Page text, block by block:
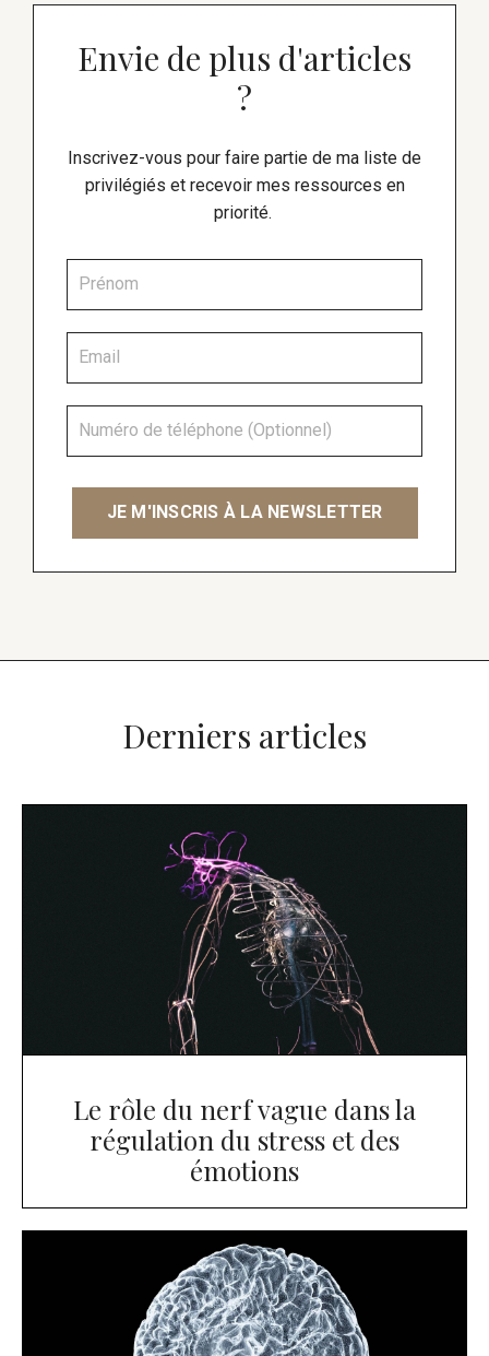
Envie de plus d'articles
?
Inscrivez-vous pour faire partie de ma liste de
privilégiés et recevoir mes ressources en
priorité.
JE M'INSCRIS À LA NEWSLETTER
Derniers articles
Le rôle du nerf vague dans la
régulation du stress et des
émotions